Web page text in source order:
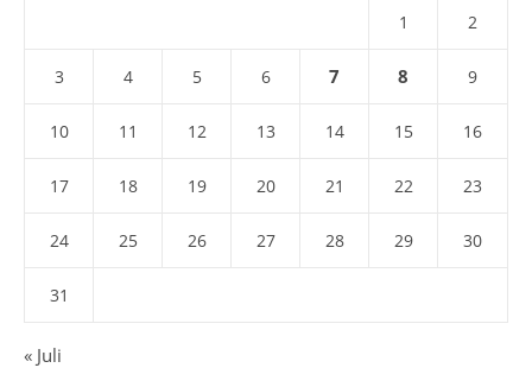
1 2
3 4 5 6 7 8 9
10 11 12 13 14 15 16
17 18 19 20 21 22 23
24 25 26 27 28 29 30
31
« Juli